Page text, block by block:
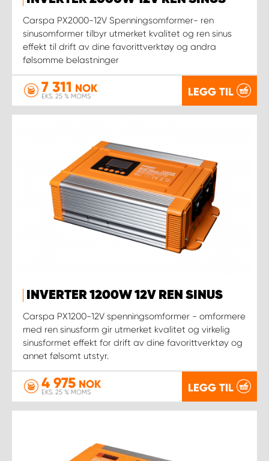
Carspa PX2000-12V Spenningsomformer- ren
sinusomformer tilbyr utmerket kvalitet og ren sinus
effekt til drift av dine favorittverktøy og andra
følsomme belastninger
7 311 NOK
EKS. 25 % MOMS LEGG TIL
INVERTER 1200W 12V REN SINUS
Carspa PX1200-12V spenningsomformer - omformere
med ren sinusform gir utmerket kvalitet og virkelig
sinusformet effekt for drift av dine favorittverktøy og
annet følsomt utstyr.
4 975 NOK
EKS. 25 % MOMS LEGG TIL